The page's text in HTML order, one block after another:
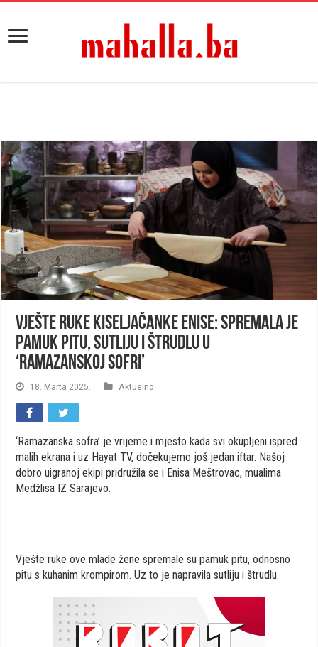
Vješte ruke Kiseljačanke Enise: Spremala je
pamuk pitu, sutliju i štrudlu u
‘Ramazanskoj sofri’
18. Marta 2025. Aktuelno
‘Ramazanska sofra’ je vrijeme i mjesto kada svi okupljeni ispred
malih ekrana i uz Hayat TV, dočekujemo još jedan iftar. Našoj
dobro uigranoj ekipi pridružila se i Enisa Meštrovac, mualima
Medžlisa IZ Sarajevo.
Vješte ruke ove mlade žene spremale su pamuk pitu, odnosno
pitu s kuhanim krompirom. Uz to je napravila sutliju i štrudlu.